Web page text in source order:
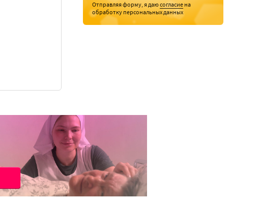
Отправляя форму, я даюсогласие на
обработку персональных данных